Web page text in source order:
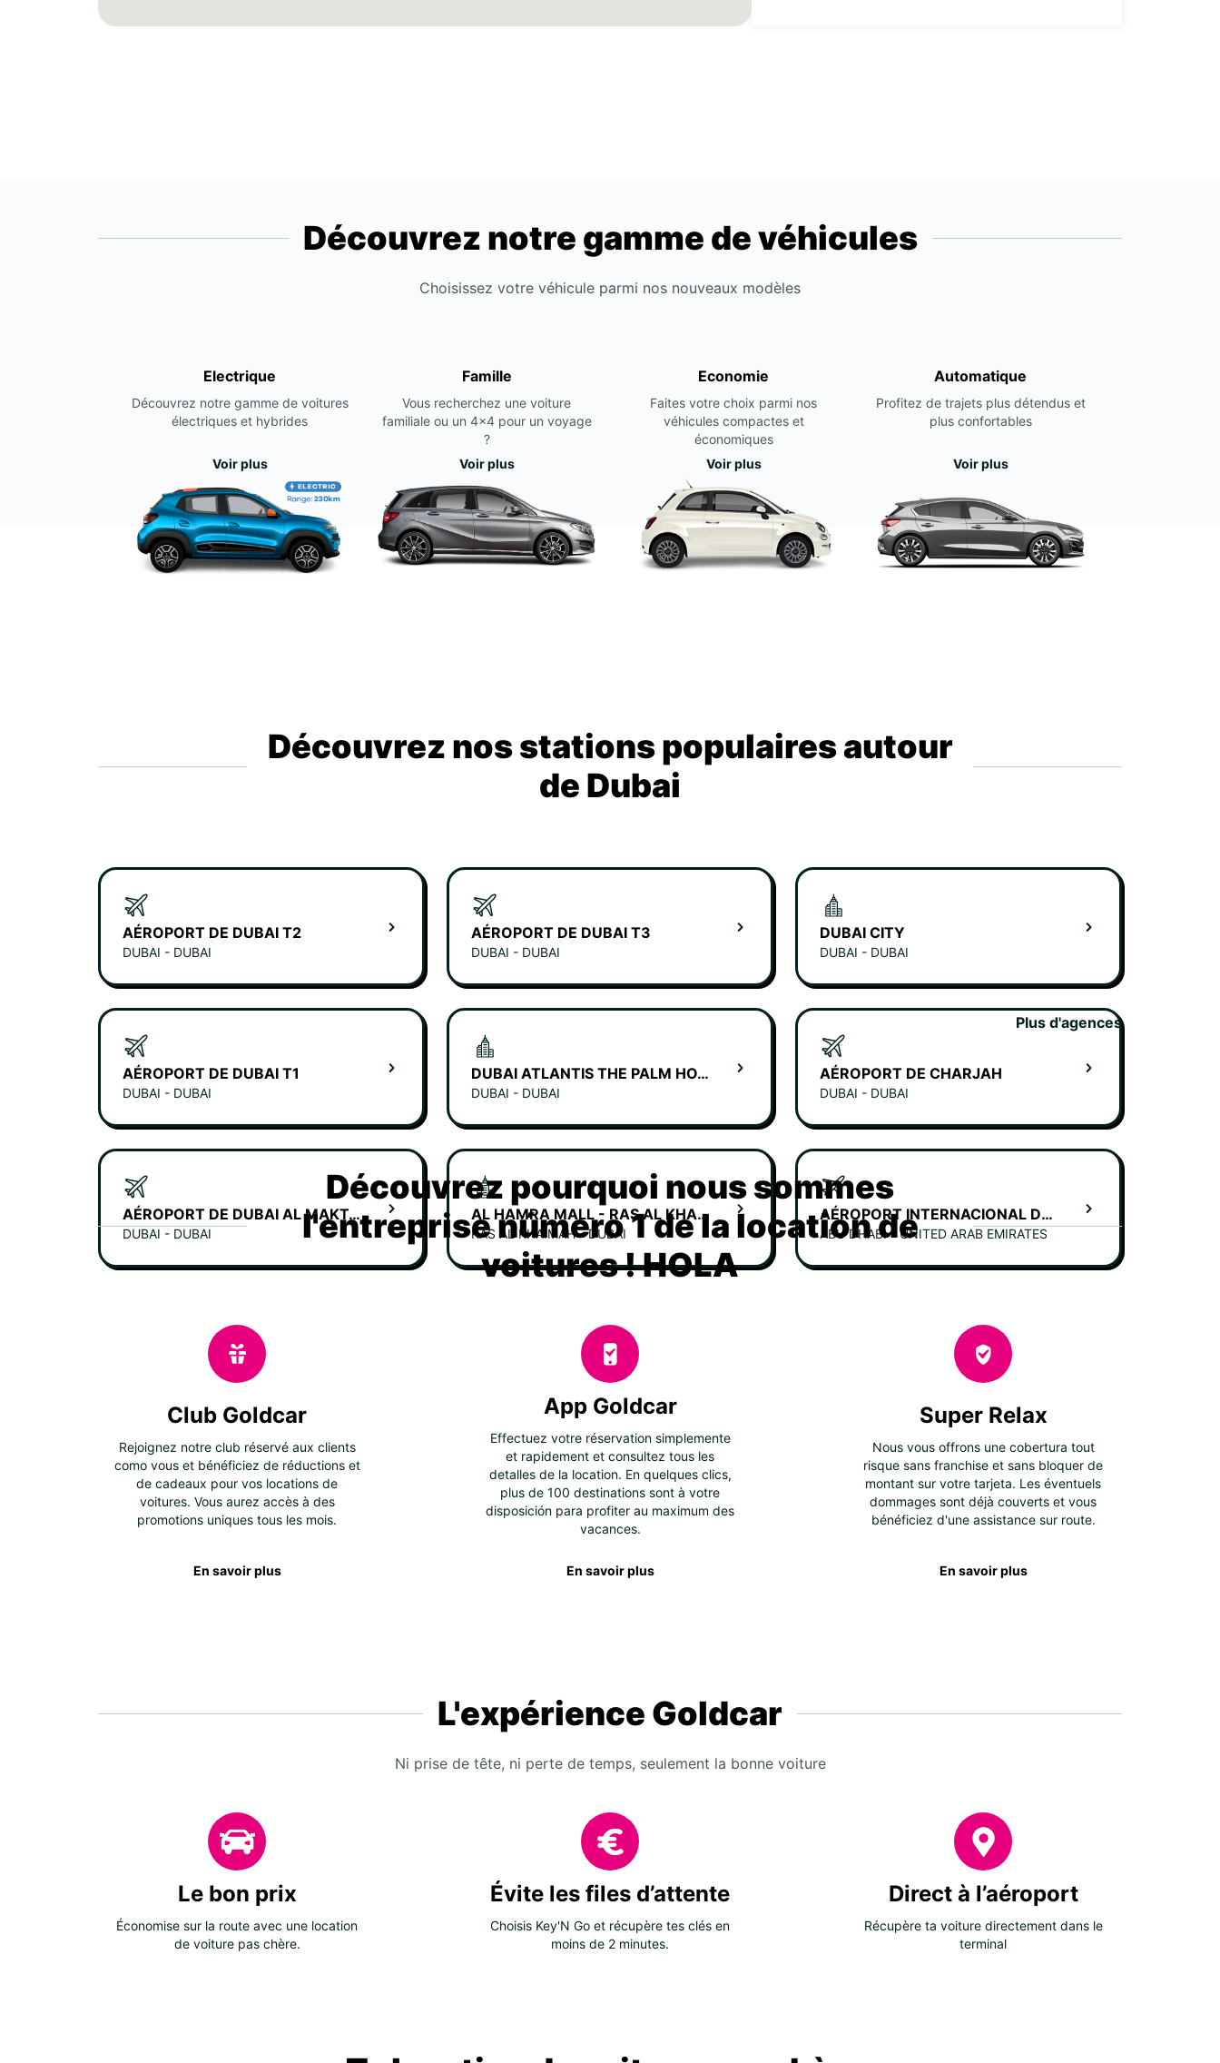
Découvrez notre gamme de véhicules
Choisissez votre véhicule parmi nos nouveaux modèles
Electrique
Découvrez notre gamme de voitures
électriques et hybrides
Voir plus
Famille
Vous recherchez une voiture
familiale ou un 4x4 pour un voyage
?
Voir plus
Economie
Faites votre choix parmi nos
véhicules compactes et
économiques
Voir plus
Automatique
Profitez de trajets plus détendus et
plus confortables
Voir plus
Découvrez nos stations populaires autour
de Dubai
AÉROPORT DE DUBAI T2
DUBAI - DUBAI
AÉROPORT DE DUBAI T3
DUBAI - DUBAI
DUBAI CITY
DUBAI - DUBAI
AÉROPORT DE DUBAI T1
DUBAI - DUBAI
DUBAI ATLANTIS THE PALM HOTEL
DUBAI - DUBAI
AÉROPORT DE CHARJAH
DUBAI - DUBAI
AÉROPORT DE DUBAI AL MAKTOUM
DUBAI - DUBAI
AL HAMRA MALL - RAS AL KHAIMAH
RAS AL KHAIMAH - DUBAI
AÉROPORT INTERNACIONAL DE ZAYED - TERMINAL A
ABU DHABI - UNITED ARAB EMIRATES
Plus d'agences
Découvrez pourquoi nous sommes
l'entreprise número 1 de la location de
voitures ! HOLA
Club Goldcar
Rejoignez notre club réservé aux clients
como vous et bénéficiez de réductions et
de cadeaux pour vos locations de
voitures. Vous aurez accès à des
promotions uniques tous les mois.
En savoir plus
App Goldcar
Effectuez votre réservation simplemente
et rapidement et consultez tous les
detalles de la location. En quelques clics,
plus de 100 destinations sont à votre
disposición para profiter au maximum des
vacances.
En savoir plus
Super Relax
Nous vous offrons une cobertura tout
risque sans franchise et sans bloquer de
montant sur votre tarjeta. Les éventuels
dommages sont déjà couverts et vous
bénéficiez d'une assistance sur route.
En savoir plus
L'expérience Goldcar
Ni prise de tête, ni perte de temps, seulement la bonne voiture
Le bon prix
Économise sur la route avec une location
de voiture pas chère.
Évite les files d’attente
Choisis Key'N Go et récupère tes clés en
moins de 2 minutes.
Direct à l’aéroport
Récupère ta voiture directement dans le
terminal